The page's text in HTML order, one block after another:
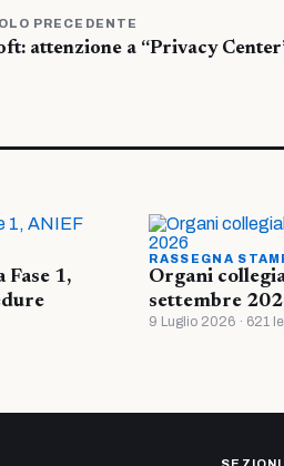
PRECEDENTE
attenzione a “Privacy
1,
RASSEGNA
Organi
settembre
9 Luglio 2026 · 621